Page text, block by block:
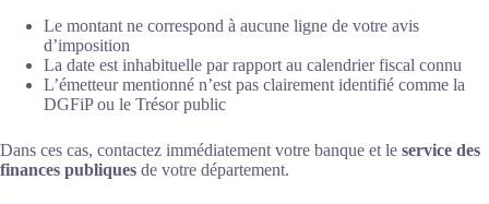
Le montant ne correspond à aucune ligne de votre avis
d’imposition
La date est inhabituelle par rapport au calendrier fiscal connu
L’émetteur mentionné n’est pas clairement identifié comme la
DGFiP ou le Trésor public
Dans ces cas, contactez immédiatement votre banque et le service des
finances publiques de votre département.